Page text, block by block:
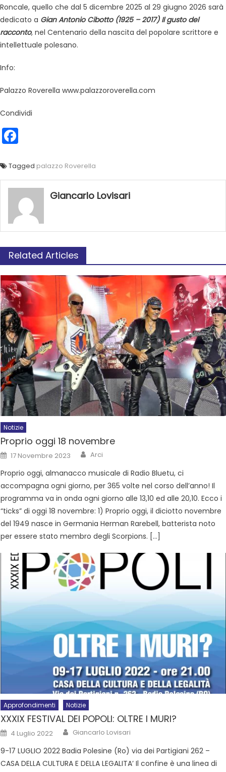
Roncale, quello che dal 5 dicembre 2025 al 29 giugno 2026 sarà
dedicato a Gian Antonio Cibotto (1925 – 2017) Il gusto del
racconto, nel Centenario della nascita del popolare scrittore e
intellettuale polesano.
Info:
Palazzo Roverella www.palazzoroverella.com
Condividi
Tagged palazzo Roverella
Giancarlo Lovisari
Related Articles
Notizie
Proprio oggi 18 novembre
17 Novembre 2023 Arci
Proprio oggi, almanacco musicale di Radio Bluetu, ci
accompagna ogni giorno, per 365 volte nel corso dell’anno! Il
programma va in onda ogni giorno alle 13,10 ed alle 20,10. Ecco i
“ticks” di oggi 18 novembre: 1) Proprio oggi, il diciotto novembre
del 1949 nasce in Germania Herman Rarebell, batterista noto
per essere stato membro degli Scorpions. […]
Approfondimenti Notizie
XXXIX FESTIVAL DEI POPOLI: OLTRE I MURI?
4 Luglio 2022 Giancarlo Lovisari
9-17 LUGLIO 2022 Badia Polesine (Ro) via dei Partigiani 262 –
CASA DELLA CULTURA E DELLA LEGALITA’ Il confine è una linea di